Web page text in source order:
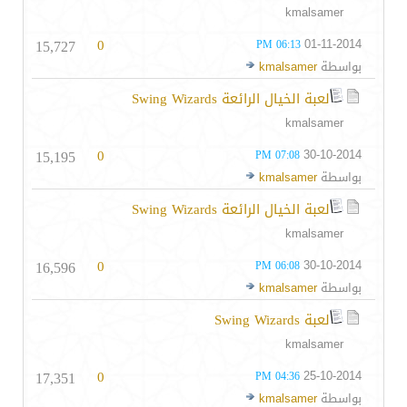
kmalsamer
01-11-2014
06:13 PM
بواسطةkmalsamer
0
15,727
لعبة الخيال الرائعة Swing Wizards
kmalsamer
30-10-2014
07:08 PM
بواسطةkmalsamer
0
15,195
لعبة الخيال الرائعة Swing Wizards
kmalsamer
30-10-2014
06:08 PM
بواسطةkmalsamer
0
16,596
لعبة Swing Wizards
kmalsamer
25-10-2014
04:36 PM
بواسطةkmalsamer
0
17,351